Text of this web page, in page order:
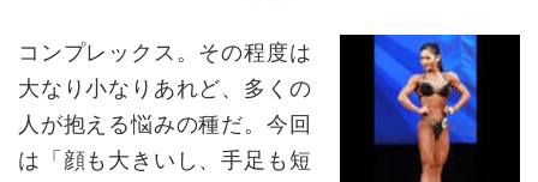
コンプレックス。その程度は
大なり小なりあれど、多くの
人が抱える悩みの種だ。今回
は「顔も大きいし、手足も短